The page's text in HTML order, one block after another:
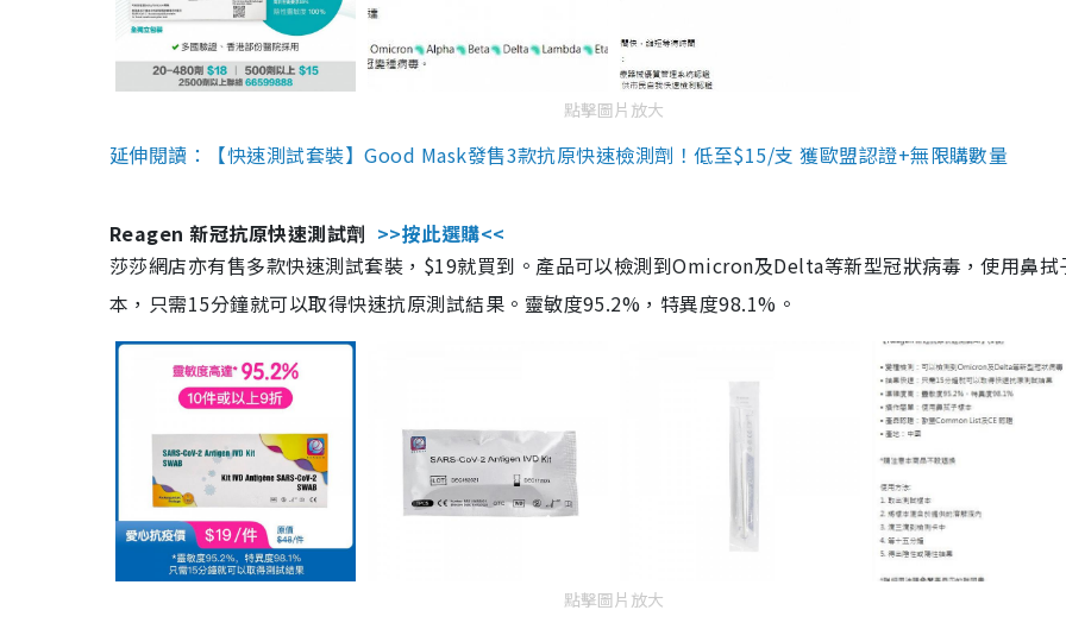
點擊圖片放大
延伸閱讀：【快速測試套裝】Good Mask發售3款抗原快速檢測劑！低至$15/支 獲歐盟認證+無限購數量
Reagen 新冠抗原快速測試劑 >>按此選購<<
莎莎網店亦有售多款快速測試套裝，$19就買到。產品可以檢測到Omicron及Delta等新型冠狀病毒，使用鼻拭
本，只需15分鐘就可以取得快速抗原測試結果。靈敏度95.2%，特異度98.1%。
點擊圖片放大